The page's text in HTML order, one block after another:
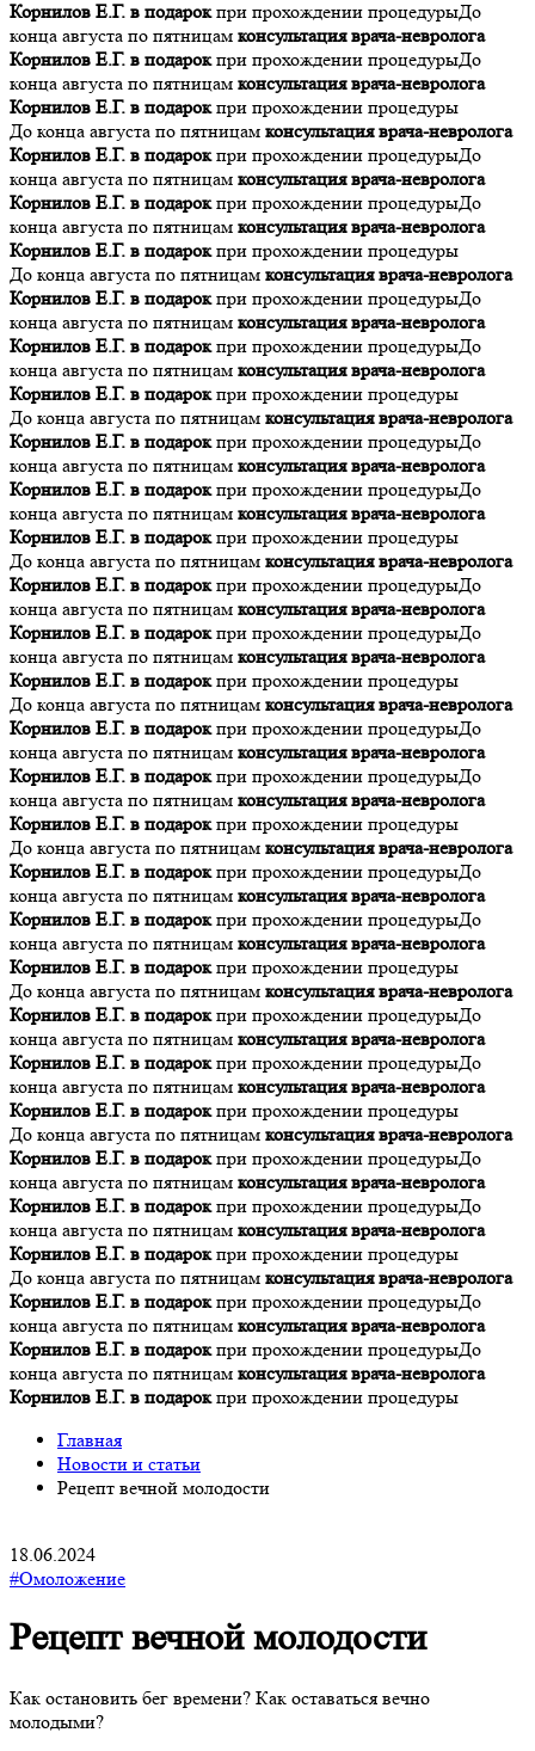
Корнилов Е.Г. в подарокпри прохождении процедурыДо
конца августа по пятницам консультация врача-невролога
Корнилов Е.Г. в подарокпри прохождении процедурыДо
конца августа по пятницам консультация врача-невролога
Корнилов Е.Г. в подарокпри прохождении процедуры
До конца августа по пятницам консультация врача-невролога
Корнилов Е.Г. в подарокпри прохождении процедурыДо
конца августа по пятницам консультация врача-невролога
Корнилов Е.Г. в подарокпри прохождении процедурыДо
конца августа по пятницам консультация врача-невролога
Корнилов Е.Г. в подарокпри прохождении процедуры
До конца августа по пятницам консультация врача-невролога
Корнилов Е.Г. в подарокпри прохождении процедурыДо
конца августа по пятницам консультация врача-невролога
Корнилов Е.Г. в подарокпри прохождении процедурыДо
конца августа по пятницам консультация врача-невролога
Корнилов Е.Г. в подарокпри прохождении процедуры
До конца августа по пятницам консультация врача-невролога
Корнилов Е.Г. в подарокпри прохождении процедурыДо
конца августа по пятницам консультация врача-невролога
Корнилов Е.Г. в подарокпри прохождении процедурыДо
конца августа по пятницам консультация врача-невролога
Корнилов Е.Г. в подарокпри прохождении процедуры
До конца августа по пятницам консультация врача-невролога
Корнилов Е.Г. в подарокпри прохождении процедурыДо
конца августа по пятницам консультация врача-невролога
Корнилов Е.Г. в подарокпри прохождении процедурыДо
конца августа по пятницам консультация врача-невролога
Корнилов Е.Г. в подарокпри прохождении процедуры
До конца августа по пятницам консультация врача-невролога
Корнилов Е.Г. в подарокпри прохождении процедурыДо
конца августа по пятницам консультация врача-невролога
Корнилов Е.Г. в подарокпри прохождении процедурыДо
конца августа по пятницам консультация врача-невролога
Корнилов Е.Г. в подарокпри прохождении процедуры
До конца августа по пятницам консультация врача-невролога
Корнилов Е.Г. в подарокпри прохождении процедурыДо
конца августа по пятницам консультация врача-невролога
Корнилов Е.Г. в подарокпри прохождении процедурыДо
конца августа по пятницам консультация врача-невролога
Корнилов Е.Г. в подарокпри прохождении процедуры
До конца августа по пятницам консультация врача-невролога
Корнилов Е.Г. в подарокпри прохождении процедурыДо
конца августа по пятницам консультация врача-невролога
Корнилов Е.Г. в подарокпри прохождении процедурыДо
конца августа по пятницам консультация врача-невролога
Корнилов Е.Г. в подарокпри прохождении процедуры
До конца августа по пятницам консультация врача-невролога
Корнилов Е.Г. в подарокпри прохождении процедурыДо
конца августа по пятницам консультация врача-невролога
Корнилов Е.Г. в подарокпри прохождении процедурыДо
конца августа по пятницам консультация врача-невролога
Корнилов Е.Г. в подарокпри прохождении процедуры
До конца августа по пятницам консультация врача-невролога
Корнилов Е.Г. в подарокпри прохождении процедурыДо
конца августа по пятницам консультация врача-невролога
Корнилов Е.Г. в подарокпри прохождении процедурыДо
конца августа по пятницам консультация врача-невролога
Корнилов Е.Г. в подарокпри прохождении процедуры
Главная
Новости и статьи
Рецепт вечной молодости
18.06.2024
#Омоложение
Рецепт вечной молодости
Как остановить бег времени? Как оставаться вечно
молодыми?